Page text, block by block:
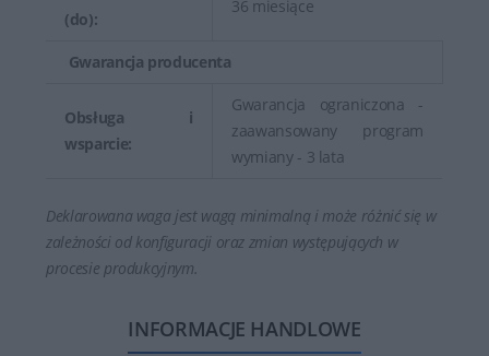
(do):
36 miesiące
Gwarancja producenta
Obsługa i
wsparcie:
Gwarancja ograniczona -
zaawansowany program
wymiany - 3 lata
Deklarowana waga jest wagą minimalną i może różnić się w
zależności od konfiguracji oraz zmian występujących w
procesie produkcyjnym.
INFORMACJE HANDLOWE